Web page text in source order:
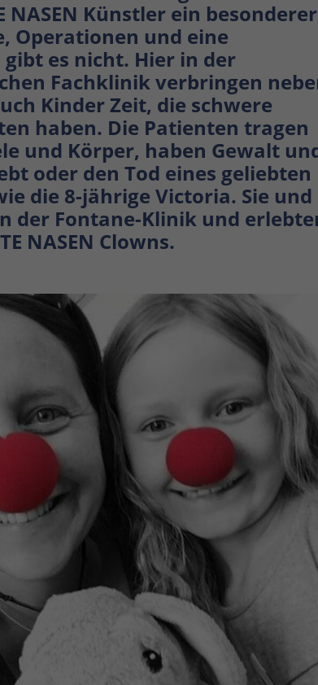
NASEN Künstler ein
Operationen und eine
es nicht. Hier in der
Fachklinik verbringen
Kinder Zeit, die schwere
haben. Die Patienten tragen
und Körper, haben Gewalt
oder den Tod eines geliebten
die 8-jährige Victoria. Sie
der Fontane-Klinik und
NASEN Clowns.